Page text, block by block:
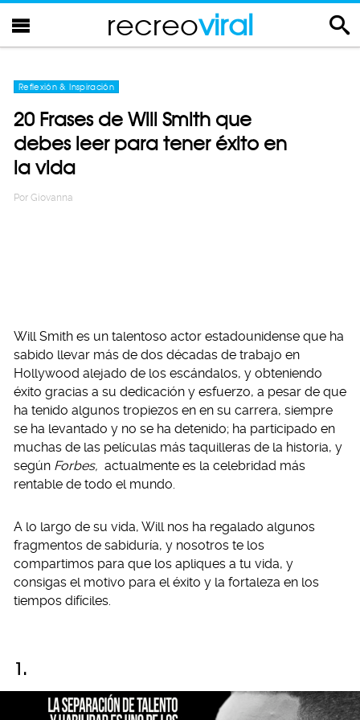
recreoviral
Reflexión & Inspiración
20 Frases de Will Smith que
debes leer para tener éxito en
la vida
Por Giovanna
Will Smith es un talentoso actor estadounidense que ha
sabido llevar más de dos décadas de trabajo en
Hollywood alejado de los escándalos, y obteniendo
éxito gracias a su dedicación y esfuerzo, a pesar de que
ha tenido algunos tropiezos en en su carrera, siempre
se ha levantado y no se ha detenido; ha participado en
muchas de las películas más taquilleras de la historia, y
según Forbes, actualmente es la celebridad más
rentable de todo el mundo.
A lo largo de su vida, Will nos ha regalado algunos
fragmentos de sabiduría, y nosotros te los
compartimos para que los apliques a tu vida, y
consigas el motivo para el éxito y la fortaleza en los
tiempos difíciles.
1.